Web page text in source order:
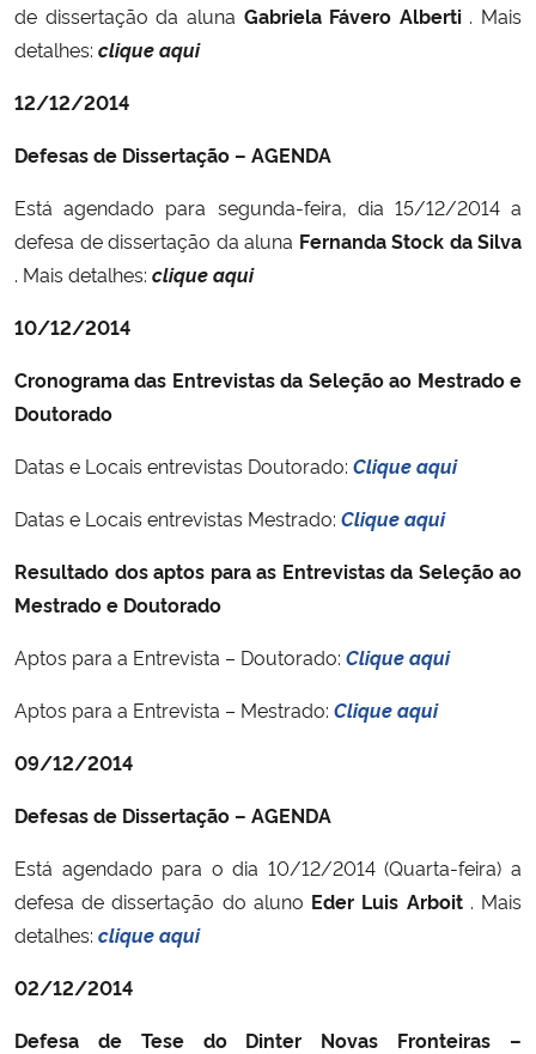
de dissertação da aluna Gabriela Fávero Alberti . Mais
detalhes: clique aqui
12/12/2014
Defesas de Dissertação – AGENDA
Está agendado para segunda-feira, dia 15/12/2014 a
defesa de dissertação da aluna Fernanda Stock da Silva
. Mais detalhes: clique aqui
10/12/2014
Cronograma das Entrevistas da Seleção ao Mestrado e
Doutorado
Datas e Locais entrevistas Doutorado: Clique aqui
Datas e Locais entrevistas Mestrado: Clique aqui
Resultado dos aptos para as Entrevistas da Seleção ao
Mestrado e Doutorado
Aptos para a Entrevista – Doutorado: Clique aqui
Aptos para a Entrevista – Mestrado: Clique aqui
09/12/2014
Defesas de Dissertação – AGENDA
Está agendado para o dia 10/12/2014 (Quarta-feira) a
defesa de dissertação do aluno Eder Luis Arboit . Mais
detalhes: clique aqui
02/12/2014
Defesa de Tese do Dinter Novas Fronteiras –